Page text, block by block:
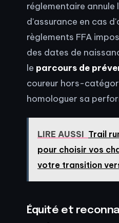
réglementaire annule
d'assurance en cas
règlements FFA
des dates de
le parcours de
coureur hors-
homologuer sa
LIRE AUSSI Trail
pour choisir vos
votre transition
Équité et